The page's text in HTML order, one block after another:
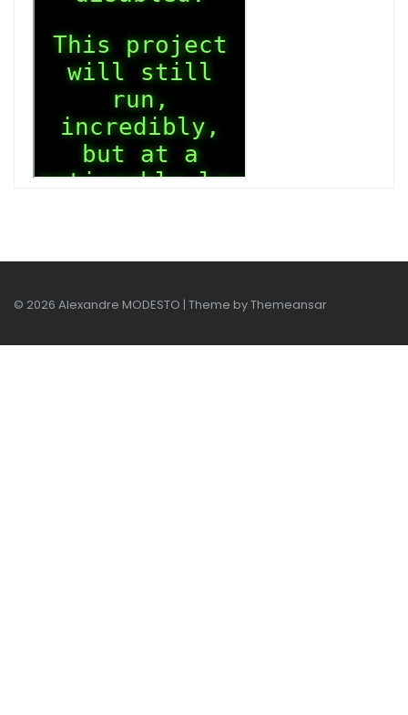
© 2026 Alexandre MODESTO | Theme byThemeansar